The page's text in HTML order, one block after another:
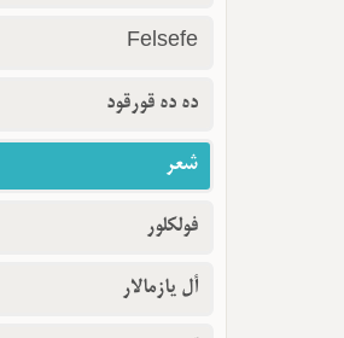
Felsefe
ده ده قورقود
شعر
فولکلور
أل یازمالار